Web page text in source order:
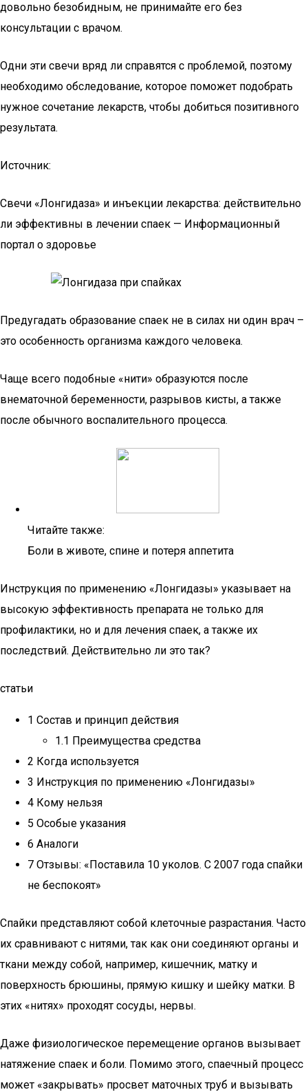
довольно безобидным, не принимайте его без
консультации с врачом.
Одни эти свечи вряд ли справятся с проблемой, поэтому
необходимо обследование, которое поможет подобрать
нужное сочетание лекарств, чтобы добиться позитивного
результата.
Источник:
Свечи «Лонгидаза» и инъекции лекарства: действительно
ли эффективны в лечении спаек — Информационный
портал о здоровье
Предугадать образование спаек не в силах ни один врач –
это особенность организма каждого человека.
Чаще всего подобные «нити» образуются после
внематочной беременности, разрывов кисты, а также
после обычного воспалительного процесса.
Читайте также:
Боли в животе, спине и потеря аппетита
Инструкция по применению «Лонгидазы» указывает на
высокую эффективность препарата не только для
профилактики, но и для лечения спаек, а также их
последствий. Действительно ли это так?
статьи
1 Состав и принцип действия
1.1 Преимущества средства
2 Когда используется
3 Инструкция по применению «Лонгидазы»
4 Кому нельзя
5 Особые указания
6 Аналоги
7 Отзывы: «Поставила 10 уколов. С 2007 года спайки
не беспокоят»
Спайки представляют собой клеточные разрастания. Часто
их сравнивают с нитями, так как они соединяют органы и
ткани между собой, например, кишечник, матку и
поверхность брюшины, прямую кишку и шейку матки. В
этих «нитях» проходят сосуды, нервы.
Даже физиологическое перемещение органов вызывает
натяжение спаек и боли. Помимо этого, спаечный процесс
может «закрывать» просвет маточных труб и вызывать